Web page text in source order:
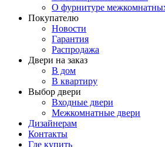
О фурнитуре
Покупателю
Новости
Гарантия
Распродажа
Двери на заказ
В дом
В квартиру
Выбор двери
Входные двери
Межкомнатные двери
Дизайнерам
Контакты
Где купить